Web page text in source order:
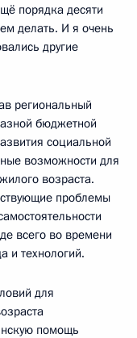
порядка десяти
делать. И я очень
другие
региональный
бюджетной
социальной
возможности для
возраста.
проблемы
всего во времени
и технологий.
для
помощь